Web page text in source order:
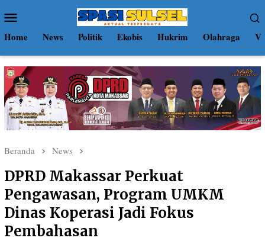
ke
kontenMobile
Home News Politik Ekobis Hukrim Olahraga
Beranda News
DPRD Makassar Perkuat
Pengawasan, Program UMKM
Dinas Koperasi Jadi Fokus
Pembahasan